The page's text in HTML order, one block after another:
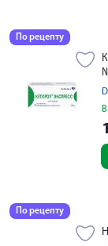
По рецепту
По рецепту